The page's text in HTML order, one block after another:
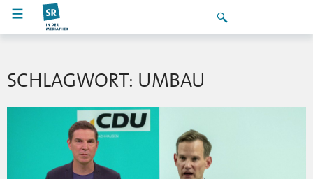
SCHLAGWORT: UMBAU